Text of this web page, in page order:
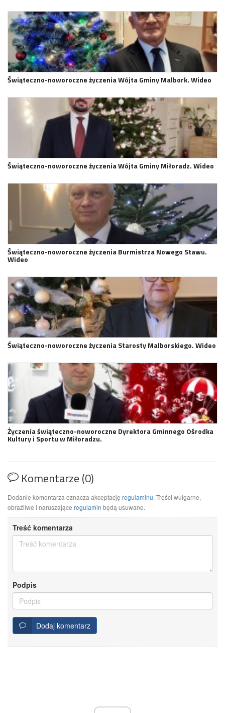
Świąteczno-noworoczne życzenia Wójta Gminy Malbork. Wideo
Świąteczno-noworoczne życzenia Wójta Gminy Miłoradz. Wideo
Świąteczno-noworoczne życzenia Burmistrza Nowego Stawu.
Wideo
Świąteczno-noworoczne życzenia Starosty Malborskiego. Wideo
Życzenia świąteczno-noworoczne Dyrektora Gminnego Ośrodka
Kultury i Sportu w Miłoradzu.
Komentarze (0)
Dodanie komentarza oznacza akceptację regulaminu. Treści wulgarne,
obraźliwe i naruszające regulamin będą usuwane.
Treść komentarza
Podpis
Dodaj komentarz